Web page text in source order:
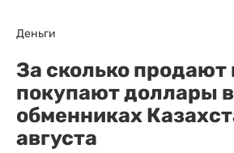
Деньги
За сколько продают
покупают доллары в
обменниках
августа